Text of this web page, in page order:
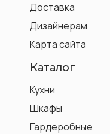
Доставка
Каталог
Карта сайта
Дизайнерам
Шкафы
Гардеробные
Кухни